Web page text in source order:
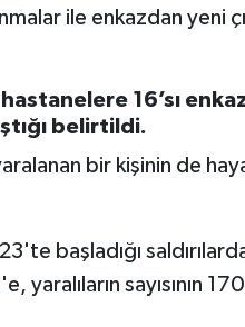
ile enkazdan yeni
16’sı
belirtildi.
bir kişinin de
başladığı saldırılarda
yaralıların sayısının